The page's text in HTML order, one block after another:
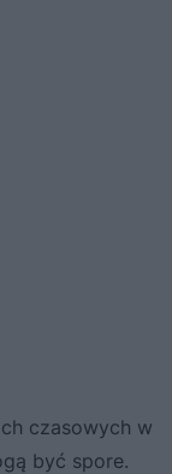
czasowych w
być spore.